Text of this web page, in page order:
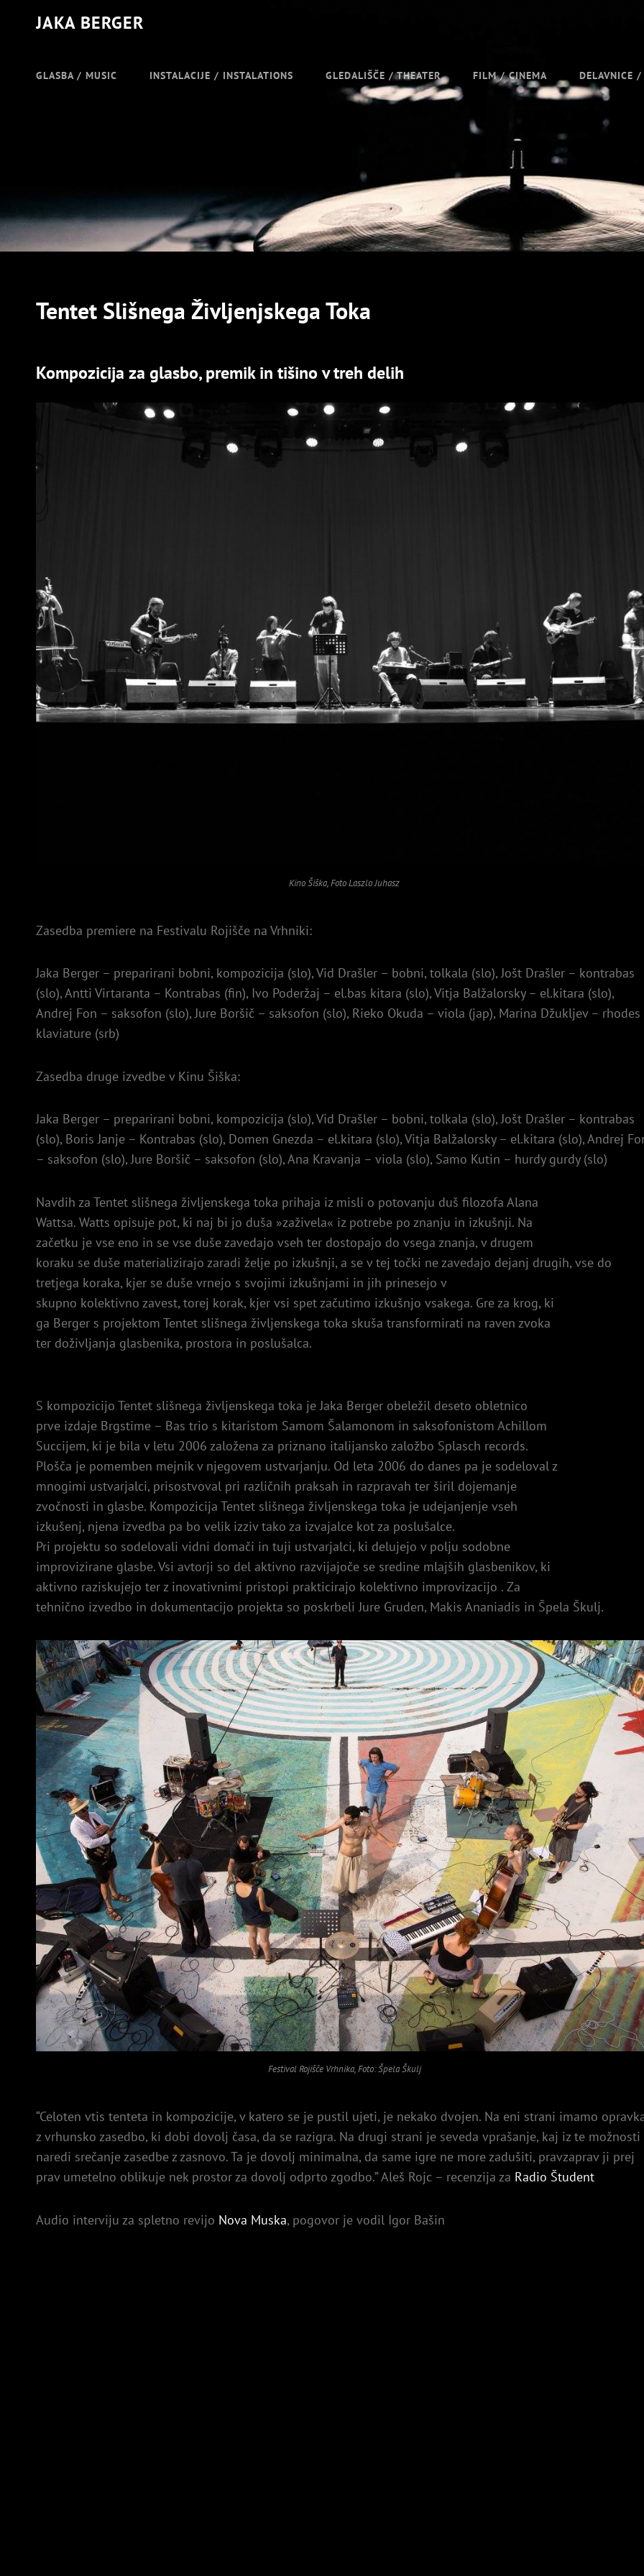
JAKA BERGER
GLASBA / MUSIC INSTALACIJE / INSTALATIONS GLEDALIŠČE / THEATER FILM / CINEMA DELAVNICE /
Tentet Slišnega Življenjskega Toka
Kompozicija za glasbo, premik in tišino v treh delih
Kino Šiška, Foto Laszlo Juhasz
Zasedba premiere na Festivalu Rojišče na Vrhniki:
Jaka Berger – preparirani bobni, kompozicija (slo), Vid Drašler – bobni, tolkala (slo), Jošt Drašler – kontrabas
(slo), Antti Virtaranta – Kontrabas (fin), Ivo Poderžaj – el.bas kitara (slo), Vitja Balžalorsky – el.kitara (slo),
Andrej Fon – saksofon (slo), Jure Boršič – saksofon (slo), Rieko Okuda – viola (jap), Marina Džukljev – rhodes
klaviature (srb)
Zasedba druge izvedbe v Kinu Šiška:
Jaka Berger – preparirani bobni, kompozicija (slo), Vid Drašler – bobni, tolkala (slo), Jošt Drašler – kontrabas
(slo), Boris Janje – Kontrabas (slo), Domen Gnezda – el.kitara (slo), Vitja Balžalorsky – el.kitara (slo), Andrej
– saksofon (slo), Jure Boršič – saksofon (slo), Ana Kravanja – viola (slo), Samo Kutin – hurdy gurdy (slo)
Navdih za Tentet slišnega življenskega toka prihaja iz misli o potovanju duš filozofa Alana
Wattsa. Watts opisuje pot, ki naj bi jo duša »zaživela« iz potrebe po znanju in izkušnji. Na
začetku je vse eno in se vse duše zavedajo vseh ter dostopajo do vsega znanja, v drugem
koraku se duše materializirajo zaradi želje po izkušnji, a se v tej točki ne zavedajo dejanj drugih, vse do
tretjega koraka, kjer se duše vrnejo s svojimi izkušnjami in jih prinesejo v
skupno kolektivno zavest, torej korak, kjer vsi spet začutimo izkušnjo vsakega. Gre za krog, ki
ga Berger s projektom Tentet slišnega življenskega toka skuša transformirati na raven zvoka
ter doživljanja glasbenika, prostora in poslušalca.
S kompozicijo Tentet slišnega življenskega toka je Jaka Berger obeležil deseto obletnico
prve izdaje Brgstime – Bas trio s kitaristom Samom Šalamonom in saksofonistom Achillom
Succijem, ki je bila v letu 2006 založena za priznano italijansko založbo Splasch records.
Plošča je pomemben mejnik v njegovem ustvarjanju. Od leta 2006 do danes pa je sodeloval z
mnogimi ustvarjalci, prisostvoval pri različnih praksah in razpravah ter širil dojemanje
zvočnosti in glasbe. Kompozicija Tentet slišnega življenskega toka je udejanjenje vseh
izkušenj, njena izvedba pa bo velik izziv tako za izvajalce kot za poslušalce.
Pri projektu so sodelovali vidni domači in tuji ustvarjalci, ki delujejo v polju sodobne
improvizirane glasbe. Vsi avtorji so del aktivno razvijajoče se sredine mlajših glasbenikov, ki
aktivno raziskujejo ter z inovativnimi pristopi prakticirajo kolektivno improvizacijo . Za
tehnično izvedbo in dokumentacijo projekta so poskrbeli Jure Gruden, Makis Ananiadis in Špela Škulj.
Festival Rojišče Vrhnika, Foto: Špela Škulj
“Celoten vtis tenteta in kompozicije, v katero se je pustil ujeti, je nekako dvojen. Na eni strani imamo
z vrhunsko zasedbo, ki dobi dovolj časa, da se razigra. Na drugi strani je seveda vprašanje, kaj iz te možnosti
naredi srečanje zasedbe z zasnovo. Ta je dovolj minimalna, da same igre ne more zadušiti, pravzaprav ji prej
prav umetelno oblikuje nek prostor za dovolj odprto zgodbo.” Aleš Rojc – recenzija za Radio Študent
Audio interviju za spletno revijo Nova Muska, pogovor je vodil Igor Bašin